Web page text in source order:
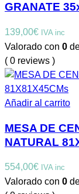
GRANATE
139,00€ IVA inc
Valorado con 0
( 0 reviews )
Añadir al carrito
MESA DE
NATURAL
554,00€ IVA inc
Valorado con 0